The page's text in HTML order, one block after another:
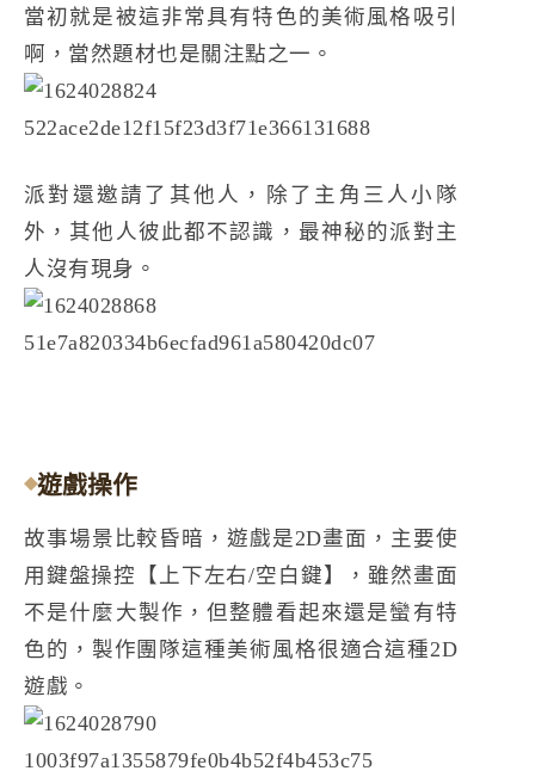
當初就是被這非常具有特色的美術風格吸引
啊，當然題材也是關注點之一。
派對還邀請了其他人，除了主角三人小隊
外，其他人彼此都不認識，最神秘的派對主
人沒有現身。
遊戲操作
故事場景比較昏暗，遊戲是2D畫面，主要使
用鍵盤操控【上下左右/空白鍵】，雖然畫面
不是什麼大製作，但整體看起來還是蠻有特
色的，製作團隊這種美術風格很適合這種2D
遊戲。